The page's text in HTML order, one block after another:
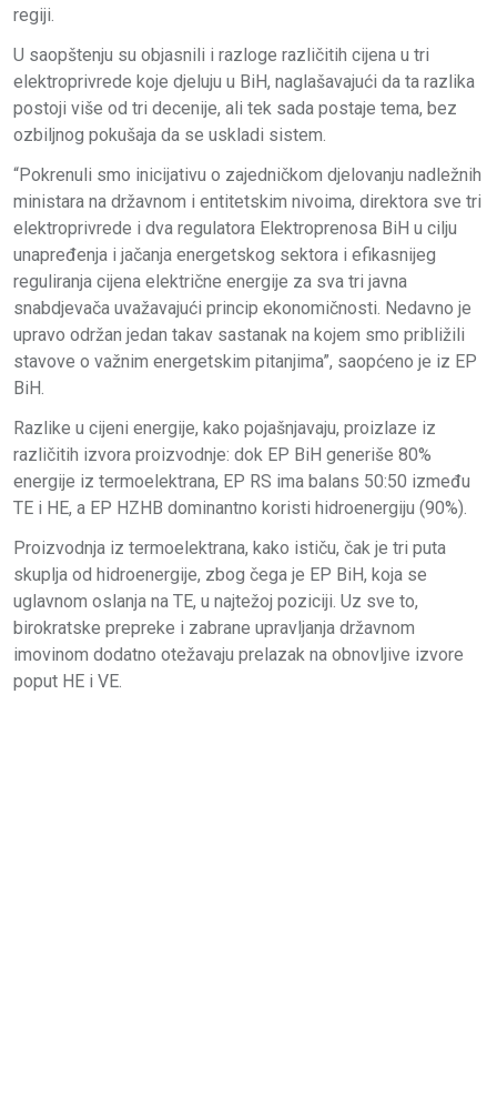
regiji.
U saopštenju su objasnili i razloge različitih cijena u tri
elektroprivrede koje djeluju u BiH, naglašavajući da ta razlika
postoji više od tri decenije, ali tek sada postaje tema, bez
ozbiljnog pokušaja da se uskladi sistem.
“Pokrenuli smo inicijativu o zajedničkom djelovanju nadležnih
ministara na državnom i entitetskim nivoima, direktora sve tri
elektroprivrede i dva regulatora Elektroprenosa BiH u cilju
unapređenja i jačanja energetskog sektora i efikasnijeg
reguliranja cijena električne energije za sva tri javna
snabdjevača uvažavajući princip ekonomičnosti. Nedavno je
upravo održan jedan takav sastanak na kojem smo približili
stavove o važnim energetskim pitanjima”, saopćeno je iz EP
BiH.
Razlike u cijeni energije, kako pojašnjavaju, proizlaze iz
različitih izvora proizvodnje: dok EP BiH generiše 80%
energije iz termoelektrana, EP RS ima balans 50:50 između
TE i HE, a EP HZHB dominantno koristi hidroenergiju (90%).
Proizvodnja iz termoelektrana, kako ističu, čak je tri puta
skuplja od hidroenergije, zbog čega je EP BiH, koja se
uglavnom oslanja na TE, u najtežoj poziciji. Uz sve to,
birokratske prepreke i zabrane upravljanja državnom
imovinom dodatno otežavaju prelazak na obnovljive izvore
poput HE i VE.